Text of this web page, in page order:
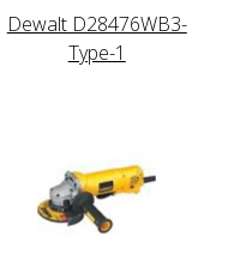
Dewalt D28476WB3-
Type-1